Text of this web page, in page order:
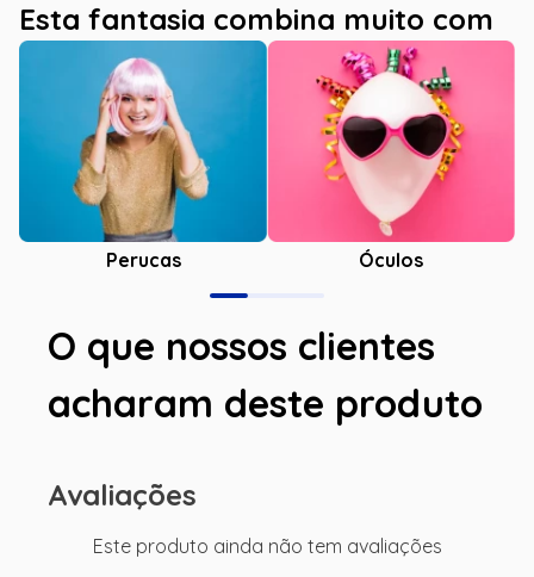
Esta fantasia combina muito com
Perucas Óculos
O que nossos clientes
acharam deste produto
Avaliações
Este produto ainda não tem avaliações